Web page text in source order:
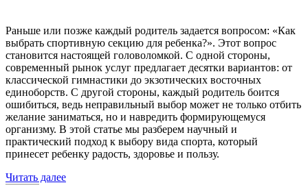
Раньше или позже каждый родитель задается вопросом: «Как
выбрать спортивную секцию для ребенка?». Этот вопрос
становится настоящей головоломкой. С одной стороны,
современный рынок услуг предлагает десятки вариантов: от
классической гимнастики до экзотических восточных
единоборств. С другой стороны, каждый родитель боится
ошибиться, ведь неправильный выбор может не только отбить
желание заниматься, но и навредить формирующемуся
организму. В этой статье мы разберем научный и
практический подход к выбору вида спорта, который
принесет ребенку радость, здоровье и пользу.
Читать далее«Как